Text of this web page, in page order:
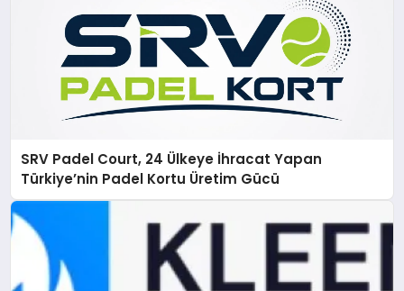
SRV Padel Court, 24 Ülkeye İhracat Yapan
Türkiye’nin Padel Kortu Üretim Gücü